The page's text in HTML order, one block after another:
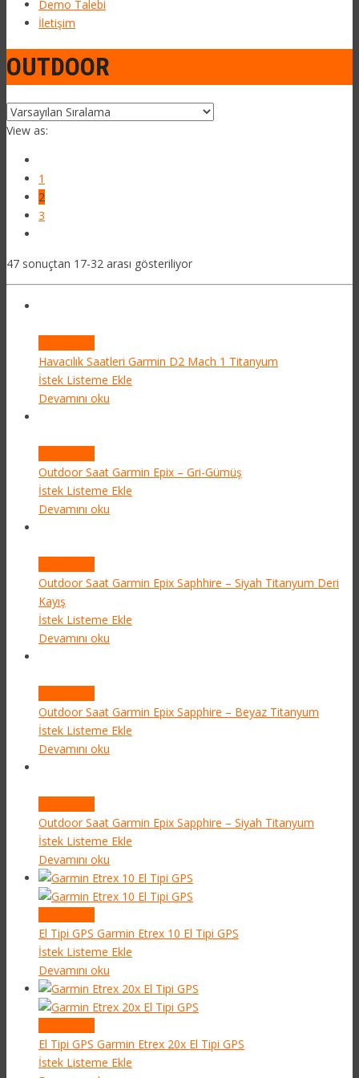
Demo Talebi
İletişim
OUTDOOR
View as:
1
2
3
47 sonuçtan 17-32 arası gösteriliyor
Havacılık Saatleri Garmin D2 Mach 1 Titanyum
İstek Listeme Ekle
Devamını oku
Outdoor Saat Garmin Epix – Gri-Gümüş
İstek Listeme Ekle
Devamını oku
Outdoor Saat Garmin Epix Saphhire – Siyah Titanyum Deri
Kayış
İstek Listeme Ekle
Devamını oku
Outdoor Saat Garmin Epix Sapphire – Beyaz Titanyum
İstek Listeme Ekle
Devamını oku
Outdoor Saat Garmin Epix Sapphire – Siyah Titanyum
İstek Listeme Ekle
Devamını oku
El Tipi GPS Garmin Etrex 10 El Tipi GPS
İstek Listeme Ekle
Devamını oku
El Tipi GPS Garmin Etrex 20x El Tipi GPS
İstek Listeme Ekle